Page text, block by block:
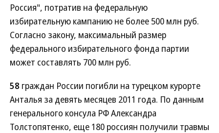
Россия", потратив на федеральную
избирательную кампанию не более 500 млн руб.
Согласно закону, максимальный размер
федерального избирательного фонда партии
может составлять 700 млн руб.
58 граждан России погибли на турецком курорте
Анталья за девять месяцев 2011 года. По данным
генерального консула РФ Александра
Толстопятенко, еще 180 россиян получили травмы